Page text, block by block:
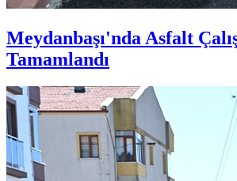
Meydanbaşı'nda Asfalt
Tamamlandı